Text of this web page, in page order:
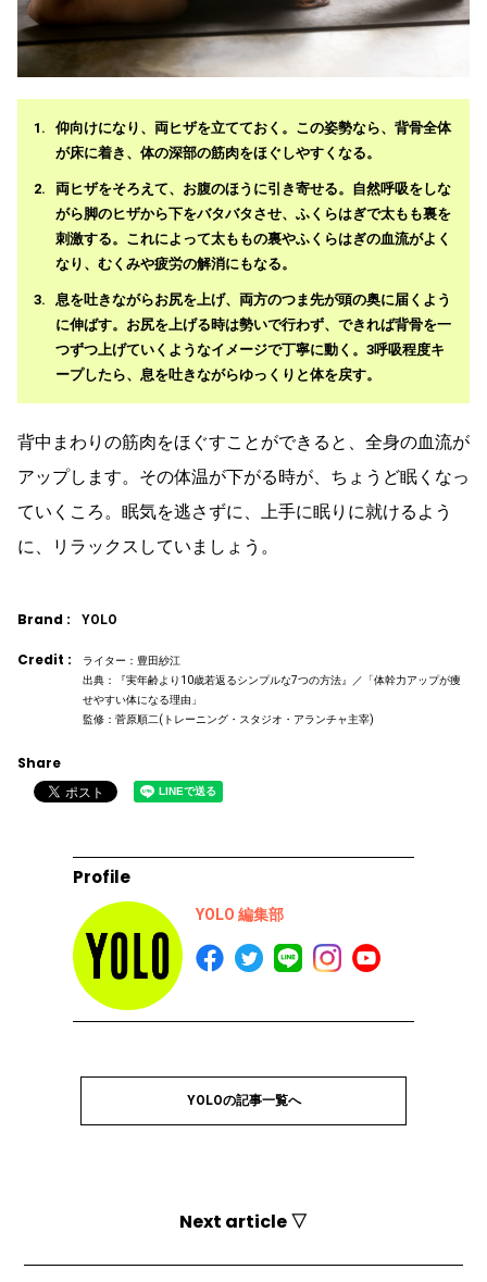
仰向けになり、両ヒザを立てておく。この姿勢なら、背骨全体
が床に着き、体の深部の筋肉をほぐしやすくなる。
両ヒザをそろえて、お腹のほうに引き寄せる。自然呼吸をしな
がら脚のヒザから下をバタバタさせ、ふくらはぎで太もも裏を
刺激する。これによって太ももの裏やふくらはぎの血流がよく
なり、むくみや疲労の解消にもなる。
息を吐きながらお尻を上げ、両方のつま先が頭の奥に届くよう
に伸ばす。お尻を上げる時は勢いで行わず、できれば背骨を一
つずつ上げていくようなイメージで丁寧に動く。3呼吸程度キ
ープしたら、息を吐きながらゆっくりと体を戻す。
背中まわりの筋肉をほぐすことができると、全身の血流が
アップします。その体温が下がる時が、ちょうど眠くなっ
ていくころ。眠気を逃さずに、上手に眠りに就けるよう
に、リラックスしていましょう。
Brand : YOLO
Credit :
ライター：豊田紗江
出典：『実年齢より10歳若返るシンプルな7つの方法』／「体幹力アップが痩
せやすい体になる理由」
監修：菅原順二(トレーニング・スタジオ・アランチャ主宰)
Share
Profile
YOLO 編集部
YOLOの記事一覧へ
Next article ▽